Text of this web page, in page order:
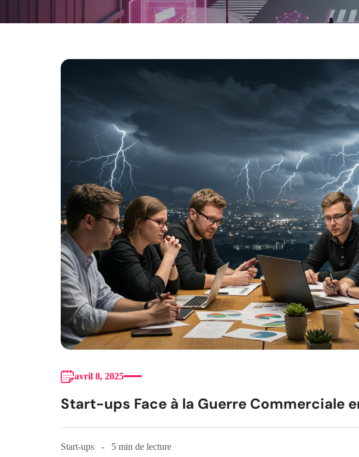
avril 8, 2025
Start-ups Face à la Guerre Commerciale
Start-ups 5 min de lecture